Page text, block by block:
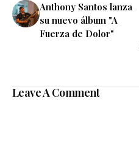
Anthony Santos lanza
su nuevo álbum "A
Fuerza de Dolor"
Leave A Comment